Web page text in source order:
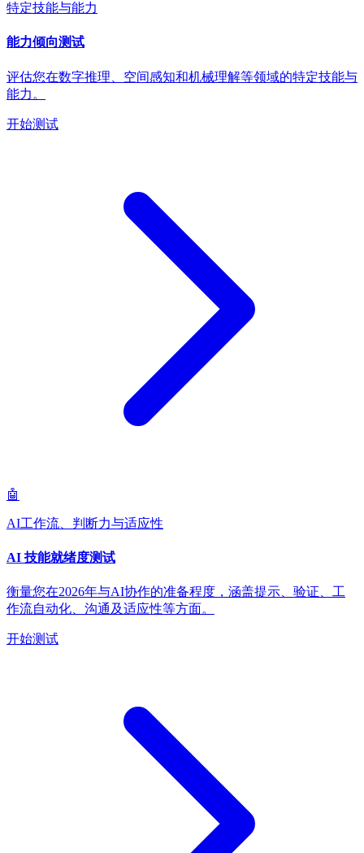
特定技能与能力
能力倾向测试
评估您在数字推理、空间感知和机械理解等领域的特定技能与
能力。
开始测试
🤖
AI工作流、判断力与适应性
AI 技能就绪度测试
衡量您在2026年与AI协作的准备程度，涵盖提示、验证、工
作流自动化、沟通及适应性等方面。
开始测试